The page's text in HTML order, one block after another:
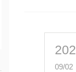
YC-6000系列智
09/02